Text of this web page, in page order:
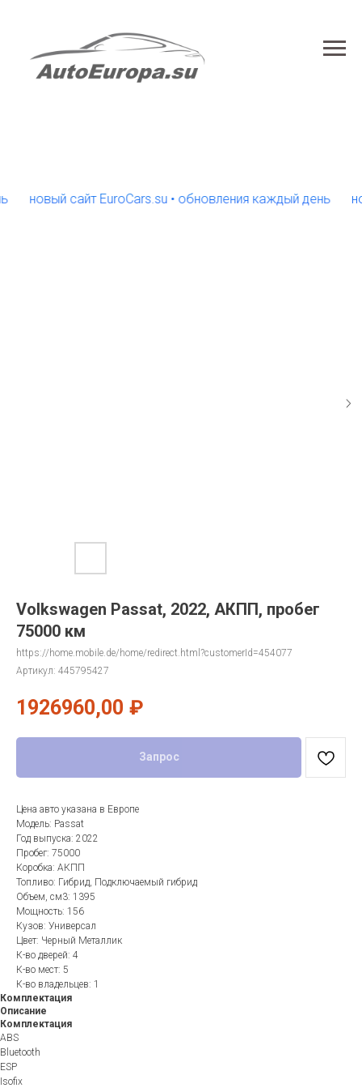
сайт EuroCars.su • обновления каждый день новый
Volkswagen Passat, 2022, АКПП, пробег
75000 км
https://home.mobile.de/home/redirect.html?customerId=454077
Артикул: 445795427
1926960,00 ₽
Запрос
Цена авто указана в Европе
Модель: Passat
Год выпуска: 2022
Пробег: 75000
Коробка: АКПП
Топливо: Гибрид, Подключаемый гибрид
Объем, см3: 1395
Мощность: 156
Кузов: Универсал
Цвет: Черный Металлик
К-во дверей: 4
К-во мест: 5
К-во владельцев: 1
Комплектация
Описание
Комплектация
ABS
Bluetooth
ESP
Isofix